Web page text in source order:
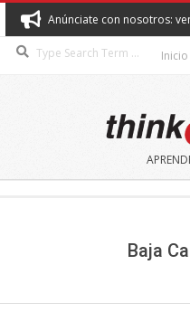
Skip
to
content
Anúnciate con nosotros:
Inicio
Baja